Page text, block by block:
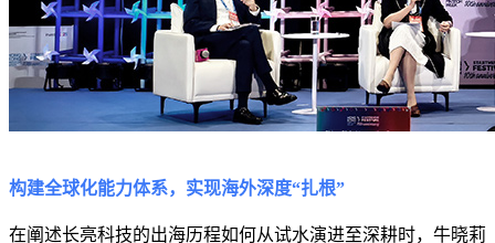
构建全球化能力体系，实现海外深度“扎根”
在阐述长亮科技的出海历程如何从试水演进至深耕时，牛晓莉